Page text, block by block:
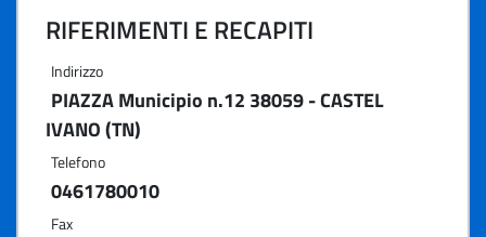
RIFERIMENTI E RECAPITI
Indirizzo
PIAZZA Municipio n.12 38059 - CASTEL
IVANO (TN)
Telefono
0461780010
Fax